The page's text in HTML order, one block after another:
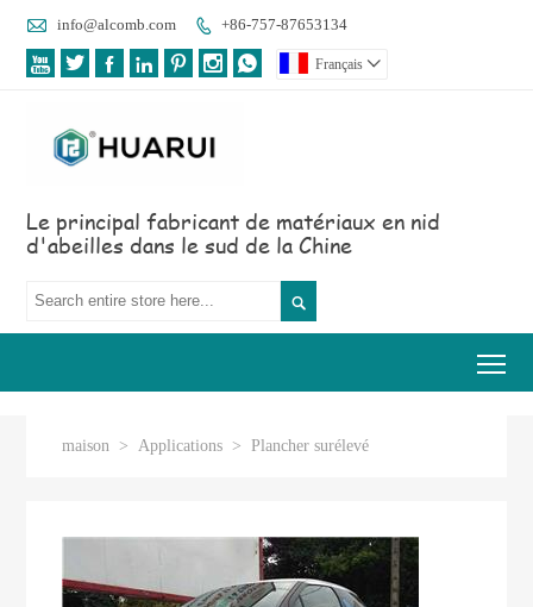
 info@alcomb.com  +86-757-87653134
       Français 
Le principal fabricant de matériaux en nid
d'abeilles dans le sud de la Chine

maison > Applications > Plancher surélevé